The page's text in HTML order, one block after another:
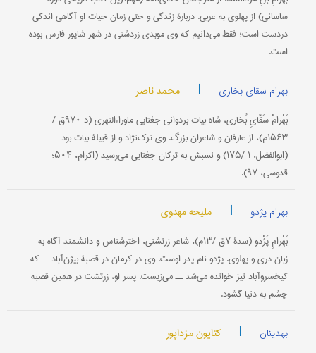
ساسانی‌) از پهلوی‌ به‌ عربی‌. دربارۀ زندگی‌ و حتى زمان‌ حیات‌ او آگاهی‌ اندكی‌
دردست‌ است‌؛ فقط می‌دانیم‌ كه‌ وی‌ موبدی‌ زردشتی‌ در شهر شاپور فارس‌ بوده‌
است‌.
بهرام سقای بخاری | محمد ناصر
بَهْرامْ سَقّایِ بُخاری‌، شاه‌ بیات‌ بردوانی‌ جغتایی‌ ماوراءالنهری‌ (د ۹۷۰ق‌ /
۱۵۶۳م‌)، از عارفان‌ و شاعران‌ بزرگ‌. وی‌ ترك‌نژاد و از قبیلۀ بیات‌ بود
(ابوالفضل‌، ۱ /۱۷۵) و نسبش‌ به‌ تركان‌ جغتایی‌ می‌رسید (اكرام‌، ۵۰۴؛
قدوسی‌، ۹۷).
بهرام پژدو | ملیحه مهدوی
بَهْرامِ پَژْدو (سدۀ ۷ق‌ /۱۳م‌)، شاعر زرتشتی‌، اخترشناس‌ و دانشمند آگاه‌ به‌
زبان‌ دری‌ و پهلوی‌. پژدو نام‌ پدر اوست‌. وی‌ در كرمان‌ در قصبۀ بیژن‌آباد ــ كه‌
كیخسروآباد نیز خوانده‌ می‌شد ــ می‌زیست‌. پسر او، زرتشت‌ در همین‌ قصبه‌
چشم‌ به‌ دنیا گشود.
بهدینان | کتایون مزداپور